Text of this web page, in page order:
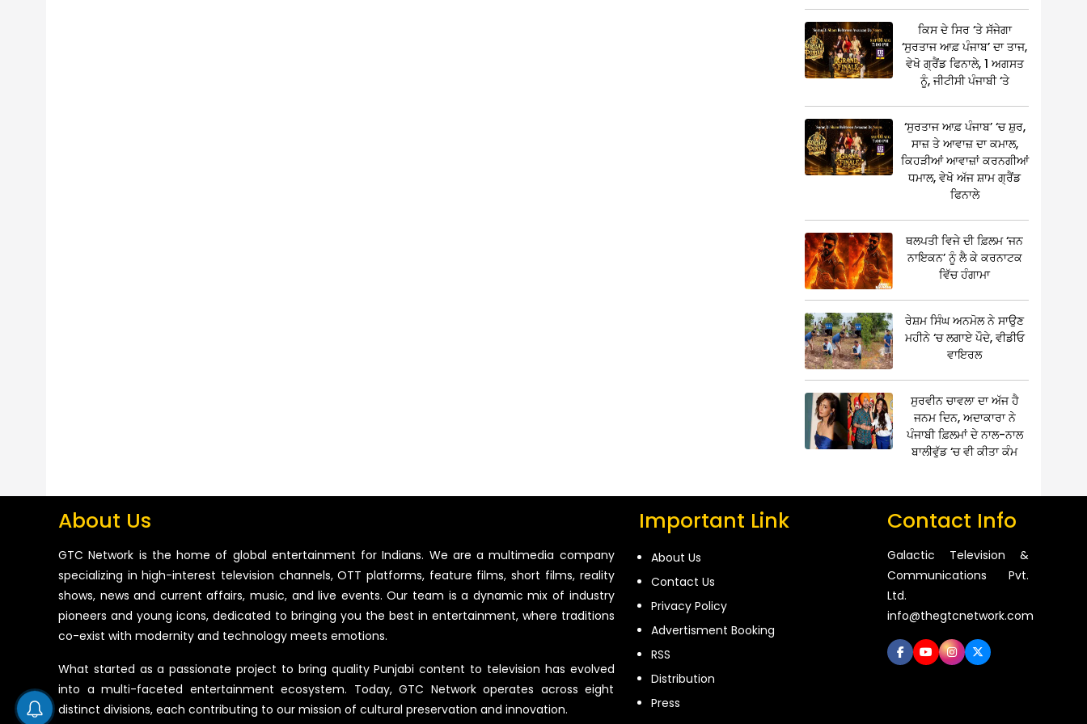
ਕਿਸ ਦੇ ਸਿਰ ‘ਤੇ ਸੱਜੇਗਾ
‘ਸੁਰਤਾਜ ਆਫ਼ ਪੰਜਾਬ’ ਦਾ ਤਾਜ,
ਵੇਖੋ ਗ੍ਰੈਂਡ ਫਿਨਾਲੇ, 1 ਅਗਸਤ
ਨੂੰ, ਜੀਟੀਸੀ ਪੰਜਾਬੀ ‘ਤੇ
‘ਸੁਰਤਾਜ ਆਫ਼ ਪੰਜਾਬ’ ‘ਚ ਸ਼ੁਰ,
ਸਾਜ਼ ਤੇ ਆਵਾਜ਼ ਦਾ ਕਮਾਲ,
ਕਿਹੜੀਆਂ ਆਵਾਜ਼ਾਂ ਕਰਨਗੀਆਂ
ਧਮਾਲ, ਵੇਖੋ ਅੱਜ ਸ਼ਾਮ ਗ੍ਰੈਂਡ
ਫਿਨਾਲੇ
ਥਲਪਤੀ ਵਿਜੇ ਦੀ ਫ਼ਿਲਮ ‘ਜਨ
ਨਾਇਕਨ’ ਨੂੰ ਲੈ ਕੇ ਕਰਨਾਟਕ
ਵਿੱਚ ਹੰਗਾਮਾ
ਰੇਸ਼ਮ ਸਿੰਘ ਅਨਮੋਲ ਨੇ ਸਾਉਣ
ਮਹੀਨੇ ‘ਚ ਲਗਾਏ ਪੌਦੇ, ਵੀਡੀਓ
ਵਾਇਰਲ
ਸੁਰਵੀਨ ਚਾਵਲਾ ਦਾ ਅੱਜ ਹੈ
ਜਨਮ ਦਿਨ, ਅਦਾਕਾਰਾ ਨੇ
ਪੰਜਾਬੀ ਫ਼ਿਲਮਾਂ ਦੇ ਨਾਲ-ਨਾਲ
ਬਾਲੀਵੁੱਡ ‘ਚ ਵੀ ਕੀਤਾ ਕੰਮ
About Us
GTC Network is the home of global entertainment for Indians. We are a multimedia company
specializing in high-interest television channels, OTT platforms, feature films, short films, reality
shows, news and current affairs, music, and live events. Our team is a dynamic mix of industry
pioneers and young icons, dedicated to bringing you the best in entertainment, where traditions
co-exist with modernity and technology meets emotions.
What started as a passionate project to bring quality Punjabi content to television has evolved
into a multi-faceted entertainment ecosystem. Today, GTC Network operates across eight
distinct divisions, each contributing to our mission of cultural preservation and innovation.
Important Link
About Us
Contact Us
Privacy Policy
Advertisment Booking
RSS
Distribution
Press
Contact Info
Galactic Television &
Communications Pvt.
Ltd.
info@thegtcnetwork.com